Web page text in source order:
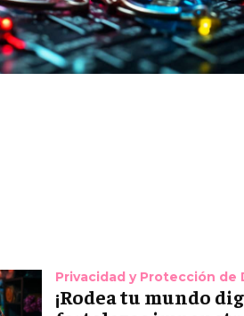
Privacidad y Protección de
¡Rodea tu mundo